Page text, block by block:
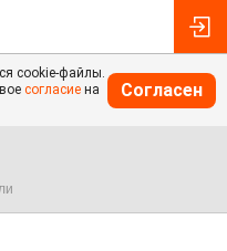
cookie-файлы.
согласие на
Согласен